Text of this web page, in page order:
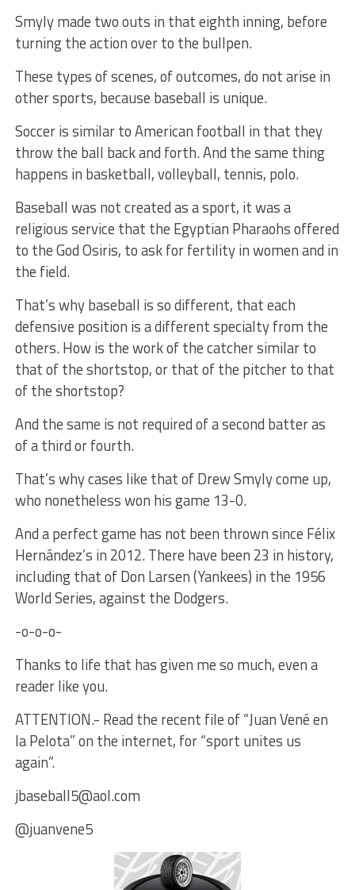
Smyly made two outs in that eighth inning, before
turning the action over to the bullpen.
These types of scenes, of outcomes, do not arise in
other sports, because baseball is unique.
Soccer is similar to American football in that they
throw the ball back and forth. And the same thing
happens in basketball, volleyball, tennis, polo.
Baseball was not created as a sport, it was a
religious service that the Egyptian Pharaohs offered
to the God Osiris, to ask for fertility in women and in
the field.
That’s why baseball is so different, that each
defensive position is a different specialty from the
others. How is the work of the catcher similar to
that of the shortstop, or that of the pitcher to that
of the shortstop?
And the same is not required of a second batter as
of a third or fourth.
That’s why cases like that of Drew Smyly come up,
who nonetheless won his game 13-0.
And a perfect game has not been thrown since Félix
Hernández’s in 2012. There have been 23 in history,
including that of Don Larsen (Yankees) in the 1956
World Series, against the Dodgers.
-o-o-o-
Thanks to life that has given me so much, even a
reader like you.
ATTENTION.- Read the recent file of “Juan Vené en
la Pelota” on the internet, for “sport unites us
again”.
jbaseball5@aol.com
@juanvene5